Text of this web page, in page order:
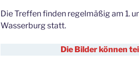
Die Treffen finden regelmäßig am 1.
Wasserburg statt.
Die Bilder können